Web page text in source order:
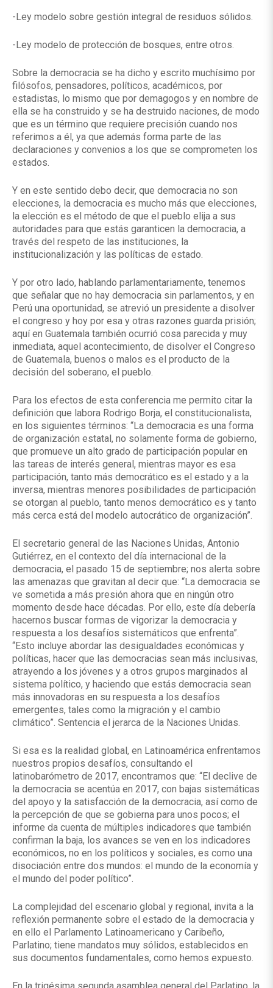
-Ley modelo sobre gestión integral de residuos sólidos.
-Ley modelo de protección de bosques, entre otros.
Sobre la democracia se ha dicho y escrito muchísimo por
filósofos, pensadores, políticos, académicos, por
estadistas, lo mismo que por demagogos y en nombre de
ella se ha construido y se ha destruido naciones, de modo
que es un término que requiere precisión cuando nos
referimos a él, ya que además forma parte de las
declaraciones y convenios a los que se comprometen los
estados.
Y en este sentido debo decir, que democracia no son
elecciones, la democracia es mucho más que elecciones,
la elección es el método de que el pueblo elija a sus
autoridades para que estás garanticen la democracia, a
través del respeto de las instituciones, la
institucionalización y las políticas de estado.
Y por otro lado, hablando parlamentariamente, tenemos
que señalar que no hay democracia sin parlamentos, y en
Perú una oportunidad, se atrevió un presidente a disolver
el congreso y hoy por esa y otras razones guarda prisión;
aquí en Guatemala también ocurrió cosa parecida y muy
inmediata, aquel acontecimiento, de disolver el Congreso
de Guatemala, buenos o malos es el producto de la
decisión del soberano, el pueblo.
Para los efectos de esta conferencia me permito citar la
definición que labora Rodrigo Borja, el constitucionalista,
en los siguientes términos: “La democracia es una forma
de organización estatal, no solamente forma de gobierno,
que promueve un alto grado de participación popular en
las tareas de interés general, mientras mayor es esa
participación, tanto más democrático es el estado y a la
inversa, mientras menores posibilidades de participación
se otorgan al pueblo, tanto menos democrático es y tanto
más cerca está del modelo autocrático de organización”.
El secretario general de las Naciones Unidas, Antonio
Gutiérrez, en el contexto del día internacional de la
democracia, el pasado 15 de septiembre; nos alerta sobre
las amenazas que gravitan al decir que: “La democracia se
ve sometida a más presión ahora que en ningún otro
momento desde hace décadas. Por ello, este día debería
hacernos buscar formas de vigorizar la democracia y
respuesta a los desafíos sistemáticos que enfrenta”.
“Esto incluye abordar las desigualdades económicas y
políticas, hacer que las democracias sean más inclusivas,
atrayendo a los jóvenes y a otros grupos marginados al
sistema político, y haciendo que estás democracia sean
más innovadoras en su respuesta a los desafíos
emergentes, tales como la migración y el cambio
climático”. Sentencia el jerarca de la Naciones Unidas.
Si esa es la realidad global, en Latinoamérica enfrentamos
nuestros propios desafíos, consultando el
latinobarómetro de 2017, encontramos que: “El declive de
la democracia se acentúa en 2017, con bajas sistemáticas
del apoyo y la satisfacción de la democracia, así como de
la percepción de que se gobierna para unos pocos; el
informe da cuenta de múltiples indicadores que también
confirman la baja, los avances se ven en los indicadores
económicos, no en los políticos y sociales, es como una
disociación entre dos mundos: el mundo de la economía y
el mundo del poder político”.
La complejidad del escenario global y regional, invita a la
reflexión permanente sobre el estado de la democracia y
en ello el Parlamento Latinoamericano y Caribeño,
Parlatino; tiene mandatos muy sólidos, establecidos en
sus documentos fundamentales, como hemos expuesto.